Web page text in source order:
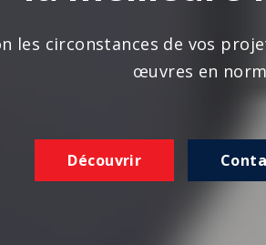
les circonstances de vos
œuvres en
Découvrir